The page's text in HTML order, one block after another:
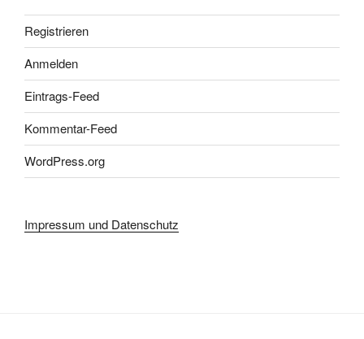
Registrieren
Anmelden
Eintrags-Feed
Kommentar-Feed
WordPress.org
Impressum und Datenschutz